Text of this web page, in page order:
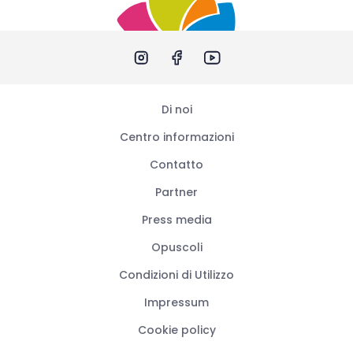
Di noi
Centro informazioni
Contatto
Partner
Press media
Opuscoli
Condizioni di Utilizzo
Impressum
Cookie policy